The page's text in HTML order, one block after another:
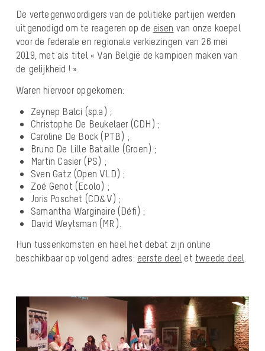
De vertegenwoordigers van de politieke partijen werden
uitgenodigd om te reageren op de eisen van onze koepel
voor de federale en regionale verkiezingen van 26 mei
2019, met als titel « Van België de kampioen maken van
de gelijkheid ! ».
Waren hiervoor opgekomen:
Zeynep Balci (sp.a) ;
Christophe De Beukelaer (CDH) ;
Caroline De Bock (PTB) ;
Bruno De Lille Bataille (Groen) ;
Martin Casier (PS) ;
Sven Gatz (Open VLD) ;
Zoé Genot (Ecolo) ;
Joris Poschet (CD&V) ;
Samantha Warginaire (Défi) ;
David Weytsman (MR).
Hun tussenkomsten en heel het debat zijn online
beschikbaar op volgend adres: eerste deel et tweede deel.